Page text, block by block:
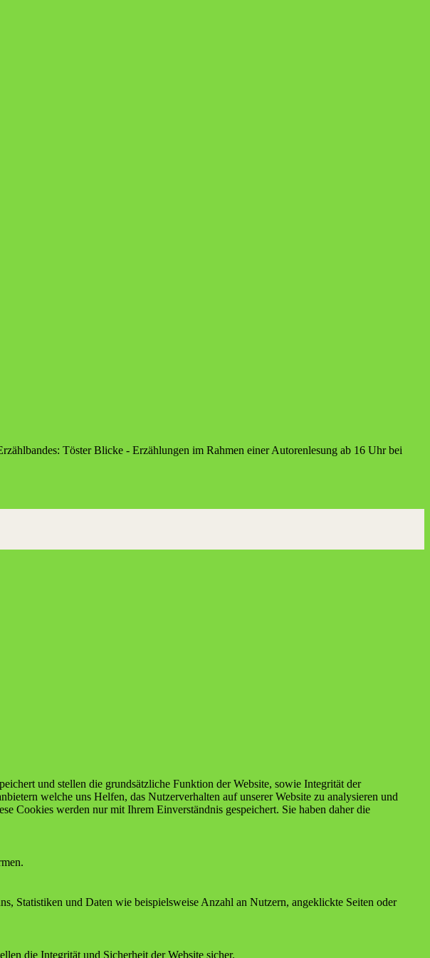
Töster Blicke - Erzählungen im Rahmen einer Autorenlesung ab 16 Uhr bei
und stellen die grundsätzliche Funktion der Website, sowie Integrität der
welche uns Helfen, das Nutzerverhalten auf unserer Website zu analysieren und
Cookies werden nur mit Ihrem Einverständnis gespeichert. Sie haben daher die
Statistiken und Daten wie beispielsweise Anzahl an Nutzern, angeklickte Seiten oder
die Integrität und Sicherheit der Website sicher.